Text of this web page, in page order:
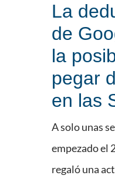
La
de
la
pegar
en las
A solo unas
empezado el
regaló una